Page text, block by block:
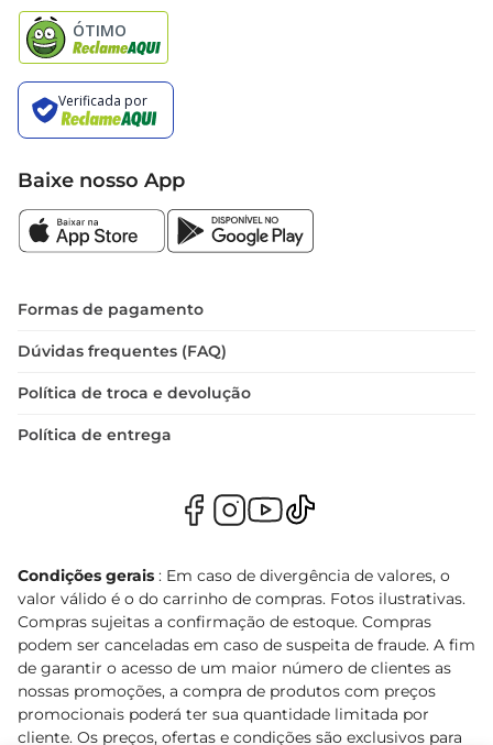
Baixe nosso App
Formas de pagamento
Dúvidas frequentes (FAQ)
Política de troca e devolução
Política de entrega
Condições gerais : Em caso de divergência de valores, o
valor válido é o do carrinho de compras. Fotos ilustrativas.
Compras sujeitas a confirmação de estoque. Compras
podem ser canceladas em caso de suspeita de fraude. A fim
de garantir o acesso de um maior número de clientes as
nossas promoções, a compra de produtos com preços
promocionais poderá ter sua quantidade limitada por
cliente. Os preços, ofertas e condições são exclusivos para